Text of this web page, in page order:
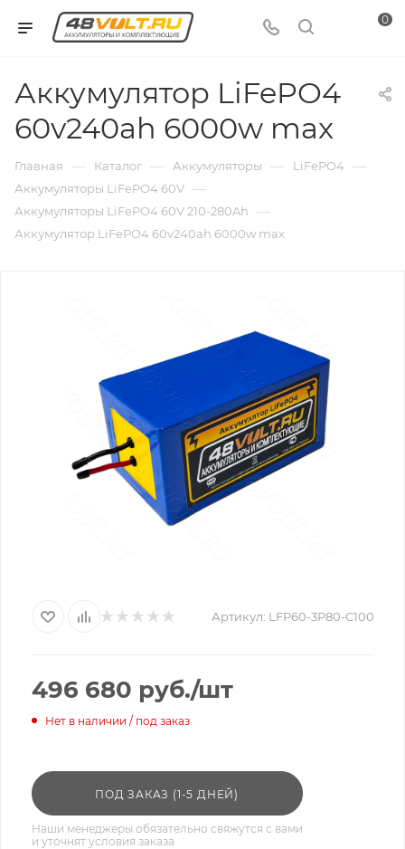
0
Аккумулятор LiFePO4
60v240ah 6000w max
Главная — Каталог — Аккумуляторы — LiFePO4 —
Аккумуляторы LiFePO4 60V —
Аккумуляторы LiFePO4 60V 210-280Ah —
Аккумулятор LiFePO4 60v240ah 6000w max
Артикул: LFP60-3P80-C100
496 680 руб./шт
Нет в наличии / под заказ
ПОД ЗАКАЗ (1-5 ДНЕЙ)
Наши менеджеры обязательно свяжутся с вами
и уточнят условия заказа